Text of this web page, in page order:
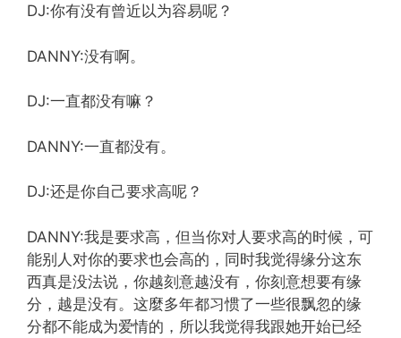
DJ:你有没有曾近以为容易呢？
DANNY:没有啊。
DJ:一直都没有嘛？
DANNY:一直都没有。
DJ:还是你自己要求高呢？
DANNY:我是要求高，但当你对人要求高的时候，可
能别人对你的要求也会高的，同时我觉得缘分这东
西真是没法说，你越刻意越没有，你刻意想要有缘
分，越是没有。这麼多年都习惯了一些很飘忽的缘
分都不能成为爱情的，所以我觉得我跟她开始已经